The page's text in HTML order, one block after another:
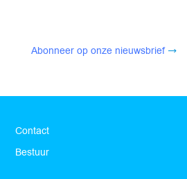
Abonneer op onze nieuwsbrief
Contact
Bestuur